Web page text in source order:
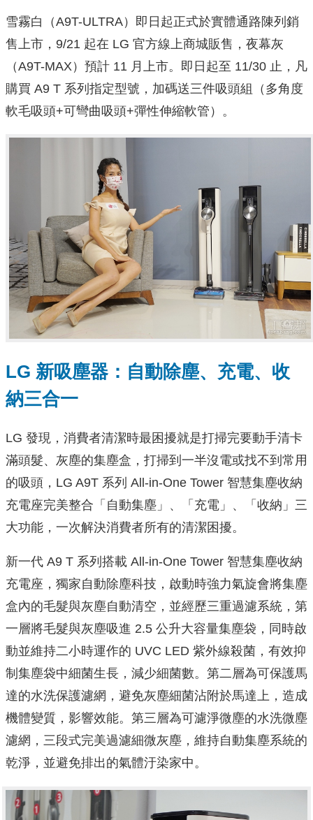
雪霧白（A9T-ULTRA）即日起正式於實體通路陳列銷
售上市，9/21 起在 LG 官方線上商城販售，夜幕灰
（A9T-MAX）預計 11 月上市。即日起至 11/30 止，凡
購買 A9 T 系列指定型號，加碼送三件吸頭組（多角度
軟毛吸頭+可彎曲吸頭+彈性伸縮軟管）。
LG 新吸塵器：自動除塵、充電、收
納三合一
LG 發現，消費者清潔時最困擾就是打掃完要動手清卡
滿頭髮、灰塵的集塵盒，打掃到一半沒電或找不到常用
的吸頭，LG A9T 系列 All-in-One Tower 智慧集塵收納
充電座完美整合「自動集塵」、「充電」、「收納」三
大功能，一次解決消費者所有的清潔困擾。
新一代 A9 T 系列搭載 All-in-One Tower 智慧集塵收納
充電座，獨家自動除塵科技，啟動時強力氣旋會將集塵
盒內的毛髮與灰塵自動清空，並經歷三重過濾系統，第
一層將毛髮與灰塵吸進 2.5 公升大容量集塵袋，同時啟
動並維持二小時運作的 UVC LED 紫外線殺菌，有效抑
制集塵袋中細菌生長，減少細菌數。第二層為可保護馬
達的水洗保護濾網，避免灰塵細菌沾附於馬達上，造成
機體變質，影響效能。第三層為可濾淨微塵的水洗微塵
濾網，三段式完美過濾細微灰塵，維持自動集塵系統的
乾淨，並避免排出的氣體汙染家中。